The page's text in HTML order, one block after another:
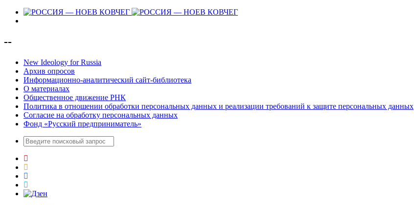
--
New Ideology for Russia
Архив опросов
Информационно-аналитический сайт-библиотека
О материалах
Общественное движение РНК
Политика в отношении обработки персональных данных и реализации требований к защите персональных данных
Согласие на обработку персональных данных
Фонд «Русский предприниматель»